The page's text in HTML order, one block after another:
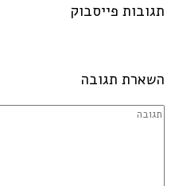
תגובות פייסבוק
השארת תגובה